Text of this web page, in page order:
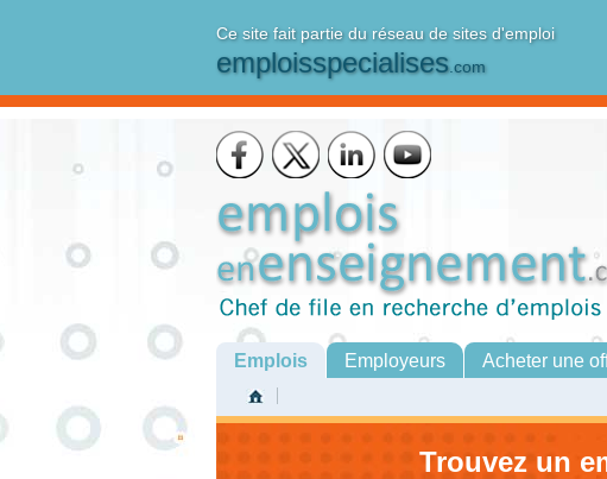
Ce site fait partie du réseau de sites d'emploi
emploisspecialises.com
Emplois Employeurs Acheter une
Trouvez un